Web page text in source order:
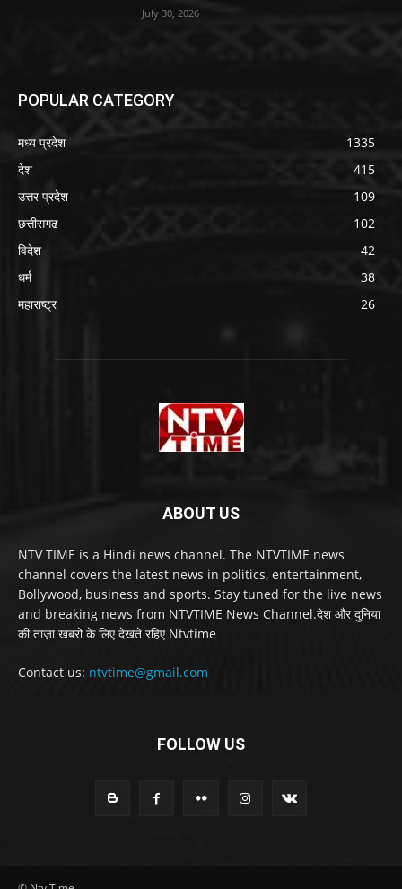
July 30, 2026
POPULAR CATEGORY
मध्य प्रदेश
1335
देश
415
उत्तर प्रदेश
109
छत्तीसगढ
102
विदेश
42
धर्म
38
महाराष्ट्र
26
ABOUT US
NTV TIME is a Hindi news channel. The NTVTIME news
channel covers the latest news in politics, entertainment,
Bollywood, business and sports. Stay tuned for the live news
and breaking news from NTVTIME News Channel.देश और दुनिया
की ताज़ा खबरो के लिए देखते रहिए Ntvtime
Contact us: ntvtime@gmail.com
FOLLOW US